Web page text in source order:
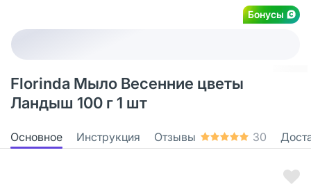
Бонусы
Florinda Мыло Весенние цветы
Ландыш 100 г 1 шт
Основное Инструкция Отзывы 30